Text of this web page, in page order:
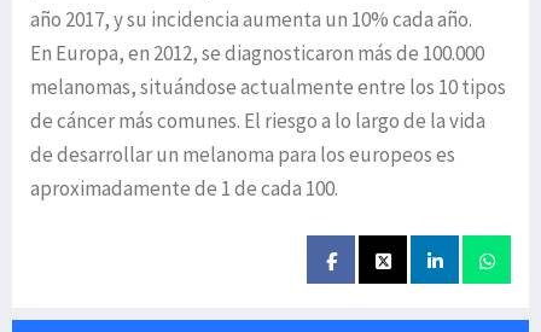
año 2017, y su incidencia aumenta un 10% cada año.
En Europa, en 2012, se diagnosticaron más de 100.000
melanomas, situándose actualmente entre los 10 tipos
de cáncer más comunes. El riesgo a lo largo de la vida
de desarrollar un melanoma para los europeos es
aproximadamente de 1 de cada 100.